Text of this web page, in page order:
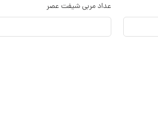
عداد مربی شیفت عصر